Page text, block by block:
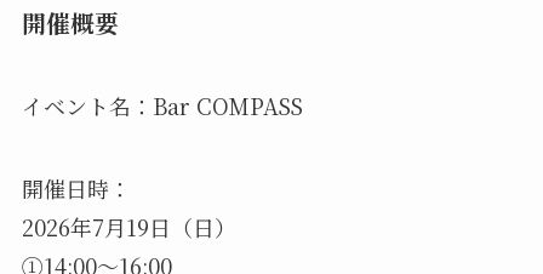
開催概要
イベント名：Bar COMPASS
開催日時：
2026年7月19日（日）
①14:00～16:00